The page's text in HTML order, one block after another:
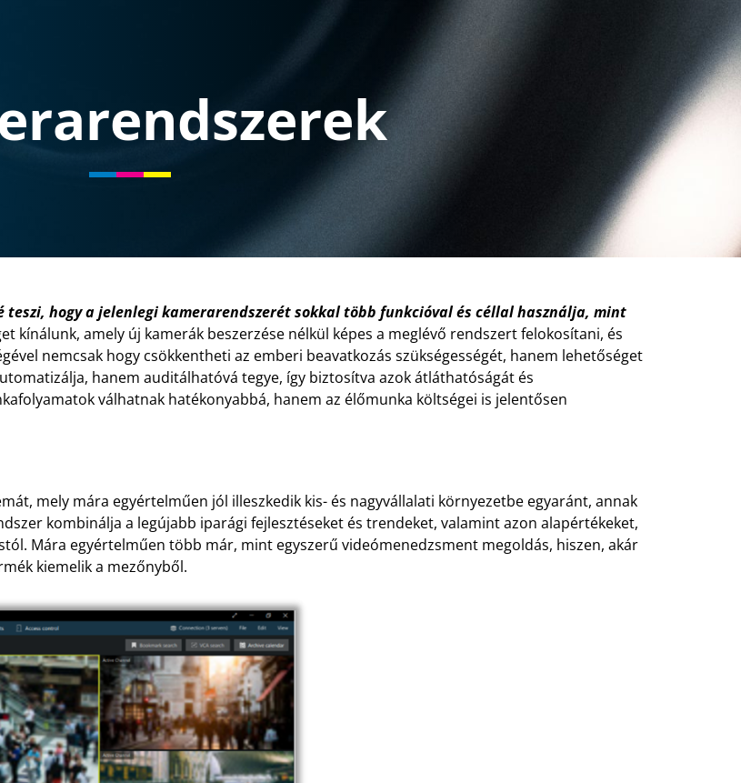
teszi, hogy a jelenlegi kamerarendszerét sokkal több funkcióval és céllal használja, mint
kínálunk, amely új kamerák beszerzése nélkül képes a meglévő rendszert felokosítani, és
nemcsak hogy csökkentheti az emberi beavatkozás szükségességét, hanem lehetőséget
hanem auditálhatóvá tegye, így biztosítva azok átláthatóságát és
válhatnak hatékonyabbá, hanem az élőmunka költségei is jelentősen
mely mára egyértelműen jól illeszkedik kis- és nagyvállalati környezetbe egyaránt, annak
kombinálja a legújabb iparági fejlesztéseket és trendeket, valamint azon alapértékeket,
Mára egyértelműen több már, mint egyszerű videómenedzsment megoldás, hiszen, akár
kiemelik a mezőnyből.